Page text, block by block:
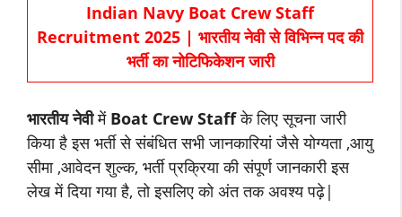
Indian Navy Boat Crew Staff
Recruitment 2025 | भारतीय नेवी से विभिन्न पद की
भर्ती का नोटिफिकेशन जारी
भारतीय नेवीमें Boat Crew Staffके लिए सूचना जारी
किया है इस भर्ती से संबंधित सभी जानकारियां जैसे योग्यता ,आयु
सीमा ,आवेदन शुल्क, भर्ती प्रक्रिया की संपूर्ण जानकारी इस
लेख में दिया गया है, तो इसलिए को अंत तक अवश्य पढ़े|